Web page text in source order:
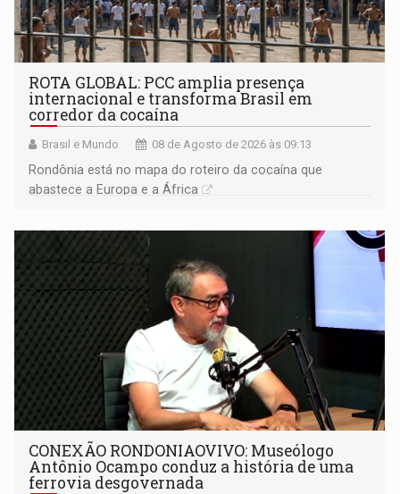
ROTA GLOBAL: PCC amplia presença
internacional e transforma Brasil em
corredor da cocaína
Brasil e Mundo 08 de Agosto de 2026 às 09:13
Rondônia está no mapa do roteiro da cocaína que
abastece a Europa e a África
CONEXÃO RONDONIAOVIVO: Museólogo
Antônio Ocampo conduz a história de uma
ferrovia desgovernada